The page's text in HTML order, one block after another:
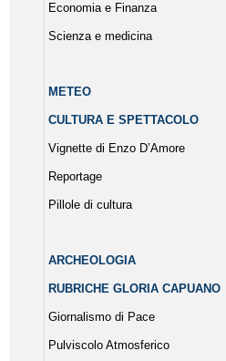
Economia e Finanza
Scienza e medicina
METEO
CULTURA E SPETTACOLO
Vignette di Enzo D’Amore
Reportage
Pillole di cultura
ARCHEOLOGIA
RUBRICHE GLORIA CAPUANO
Giornalismo di Pace
Pulviscolo Atmosferico